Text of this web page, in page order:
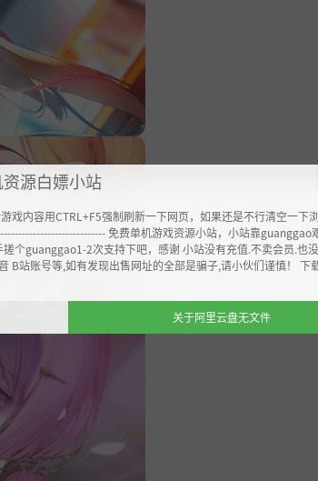
源白嫖小站
戏内容用CTRL+F5强制刷新一下网页，如果还是不行清空一下
免费单机游戏资源小站，小站靠guanggao
个guanggao1-2次支持下吧，感谢 小站没有充值.不卖会员.也
B站账号等,如有发现出售网址的全部是骗子,请小伙们谨慎！ 下
关于阿里云盘无文件